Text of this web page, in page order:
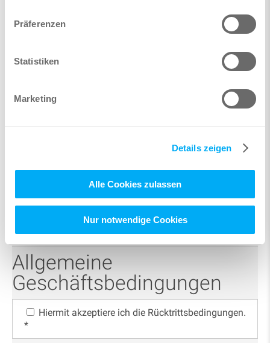
Präferenzen
Statistiken
Marketing
Details zeigen
Alle Cookies zulassen
Nur notwendige Cookies
Anmerkungen
Allgemeine
Geschäftsbedingungen
Hiermit akzeptiere ich die Rücktrittsbedingungen.
*